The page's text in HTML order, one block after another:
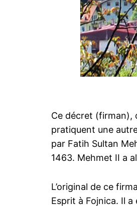
Ce décret (firman),
pratiquent une
par Fatih Sultan
1463. Mehmet II a
L’original de ce
Esprit à Fojnica. Il a